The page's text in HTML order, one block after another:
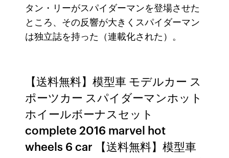
タン・リーがスパイダーマンを登場させた
ところ、その反響が大きくスパイダーマン
は独立誌を持った（連載化された）。
【送料無料】模型車 モデルカー ス
ポーツカー スパイダーマンホット
ホイールボーナスセット
complete 2016 marvel hot
wheels 6 car 【送料無料】模型車